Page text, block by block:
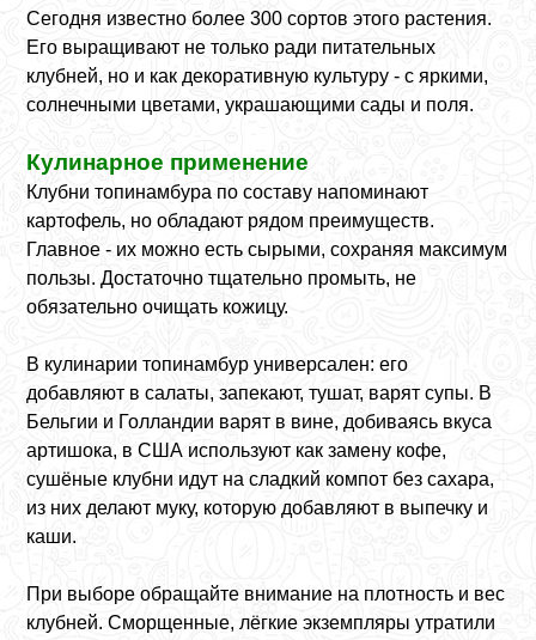
Сегодня известно более 300 сортов этого растения.
Его выращивают не только ради питательных
клубней, но и как декоративную культуру - с яркими,
солнечными цветами, украшающими сады и поля.
Кулинарное применение
Клубни топинамбура по составу напоминают
картофель, но обладают рядом преимуществ.
Главное - их можно есть сырыми, сохраняя максимум
пользы. Достаточно тщательно промыть, не
обязательно очищать кожицу.
В кулинарии топинамбур универсален: его
добавляют в салаты, запекают, тушат, варят супы. В
Бельгии и Голландии варят в вине, добиваясь вкуса
артишока, в США используют как замену кофе,
сушёные клубни идут на сладкий компот без сахара,
из них делают муку, которую добавляют в выпечку и
каши.
При выборе обращайте внимание на плотность и вес
клубней. Сморщенные, лёгкие экземпляры утратили